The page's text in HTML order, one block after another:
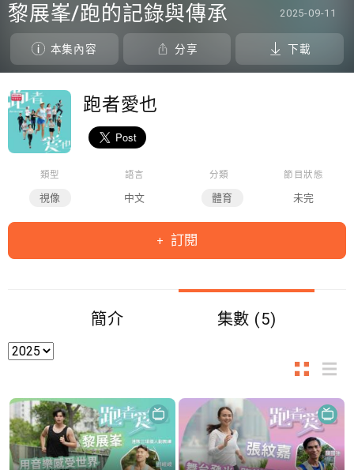
seconds
of
23
minutes,
seconds
黎展峯/跑的記錄與傳承 2025-09-11
本集內容 分享 下載
跑者愛也
類型
視像
語言
中文
分類
體育
節目狀態
未完
訂閱
簡介 集數 (5)